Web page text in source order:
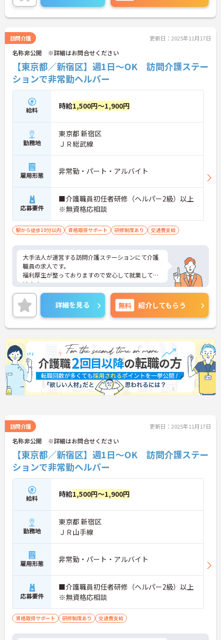
訪問介護 更新日：2025年11月17日
名称非公開 ※詳細はお問合せください
【東京都／新宿区】週1日～OK 訪問介護ステー
ションで非常勤ヘルパー
給料 時給1,500円～1,900円
勤務地
東京都 新宿区
ＪＲ総武線
雇用形態 非常勤・パート・アルバイト
応募要件
■介護職員初任者研修（ヘルパー2級）以上
※無資格応相談
駅から徒歩10分以内 資格取得サポート 研修制度あり 交通費支給
大手法人が運営する訪問介護ステーションにて介護
職員の求人です。
福利厚生が整っておりますので安心して就業して頂
けます。
ご興味のある方は面接対策ポイントなどお話致しま
すのでお気軽にお問い合わせください。
詳細を見る 無料 紹介してもらう
訪問介護 更新日：2025年11月17日
名称非公開 ※詳細はお問合せください
【東京都／新宿区】週1日～OK 訪問介護ステー
ションで非常勤ヘルパー
給料 時給1,500円～1,900円
勤務地
東京都 新宿区
ＪＲ山手線
雇用形態 非常勤・パート・アルバイト
応募要件
■介護職員初任者研修（ヘルパー2級）以上
※無資格応相談
資格取得サポート 研修制度あり 交通費支給